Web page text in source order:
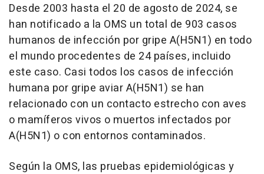
Desde 2003 hasta el 20 de agosto de 2024, se
han notificado a la OMS un total de 903 casos
humanos de infección por gripe A(H5N1) en todo
el mundo procedentes de 24 países, incluido
este caso. Casi todos los casos de infección
humana por gripe aviar A(H5N1) se han
relacionado con un contacto estrecho con aves
o mamíferos vivos o muertos infectados por
A(H5N1) o con entornos contaminados.
Según la OMS, las pruebas epidemiológicas y